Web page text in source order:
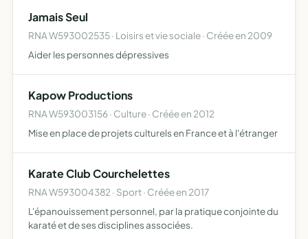
Jamais Seul
RNA W593002535 · Loisirs et vie sociale · Créée en 2009
Aider les personnes dépressives
Kapow Productions
RNA W593003156 · Culture · Créée en 2012
Mise en place de projets culturels en France et à l'étranger
Karate Club Courchelettes
RNA W593004382 · Sport · Créée en 2017
L'épanouissement personnel, par la pratique conjointe du
karaté et de ses disciplines associées.